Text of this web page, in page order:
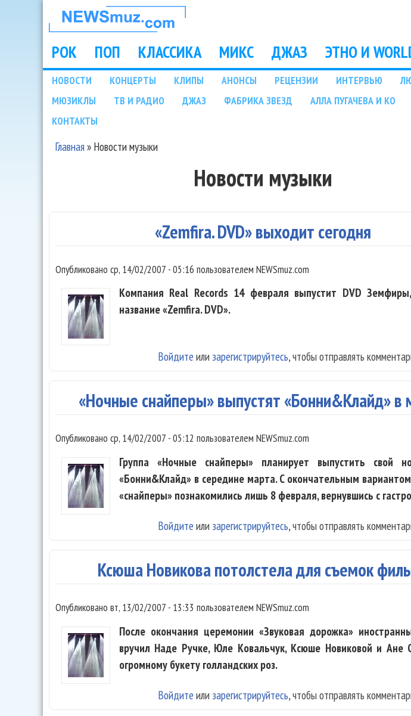
НОВОСТИ
МУЗЫКИ И
ШОУ БИЗНЕСА
NEWSMUZ.COM
Main menu
РОК ПОП КЛАССИКА МИКС ДЖАЗ ЭТНО И
Подразделы
НОВОСТИ КОНЦЕРТЫ КЛИПЫ АНОНСЫ РЕЦЕНЗИИ ИНТЕРВЬЮ
МЮЗИКЛЫ
ТВ И РАДИО ДЖАЗ ФАБРИКА ЗВЕЗД АЛЛА ПУГАЧЕВА И КО
КОНТАКТЫ
Главная» Новости музыки
Новости музыки
«Zemfira. DVD» выходит сегодня
Опубликовано ср, 14/02/2007 - 05:16 пользователем NEWSmuz.com
Компания Real Records 14 февраля выпустит DVD
название «Zemfira. DVD».
Войдите или зарегистрируйтесь, чтобы отправлять
«Ночные снайперы» выпустят «Бонни&Клайд» в
Опубликовано ср, 14/02/2007 - 05:12 пользователем NEWSmuz.com
Группа «Ночные снайперы» планирует выпустить свой
«Бонни&Клайд» в середине марта. C окончательным
«снайперы» познакомились лишь 8 февраля, вернувшись с
Войдите или зарегистрируйтесь, чтобы отправлять
Ксюша Новикова потолстела для съемок
Опубликовано вт, 13/02/2007 - 13:33 пользователем NEWSmuz.com
После окончания церемонии «Звуковая дорожка»
вручил Наде Ручке, Юле Ковальчук, Ксюше Новиковой и Ане
огромному букету голландских роз.
Войдите или зарегистрируйтесь, чтобы отправлять